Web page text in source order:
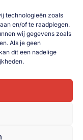
technologieën zoals
en/of te raadplegen.
wij gegevens zoals
Als je geen
dit een nadelige